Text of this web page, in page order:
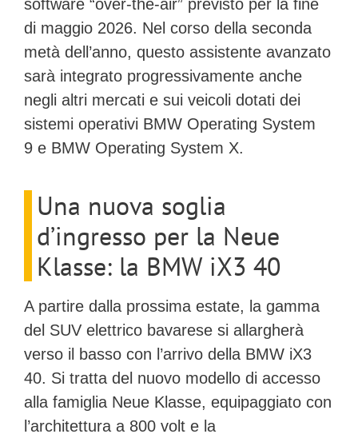
software “over-the-air” previsto per la fine
di maggio 2026. Nel corso della seconda
metà dell’anno, questo assistente avanzato
sarà integrato progressivamente anche
negli altri mercati e sui veicoli dotati dei
sistemi operativi BMW Operating System
9 e BMW Operating System X.
Una nuova soglia
d’ingresso per la Neue
Klasse: la BMW iX3 40
A partire dalla prossima estate, la gamma
del SUV elettrico bavarese si allargherà
verso il basso con l’arrivo della BMW iX3
40. Si tratta del nuovo modello di accesso
alla famiglia Neue Klasse, equipaggiato con
l’architettura a 800 volt e la